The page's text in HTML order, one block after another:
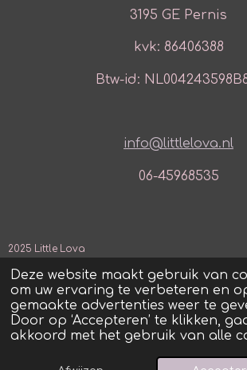
Deze website maakt gebruik van
om uw ervaring te verbeteren en
gemaakte advertenties weer te
Door op ‘Accepteren’ te klikken,
akkoord met het gebruik van alle
3195 GE Pernis
kvk: 86406388
Btw-id:
info@littlelova.nl
06-45968535
2025 Little Lova